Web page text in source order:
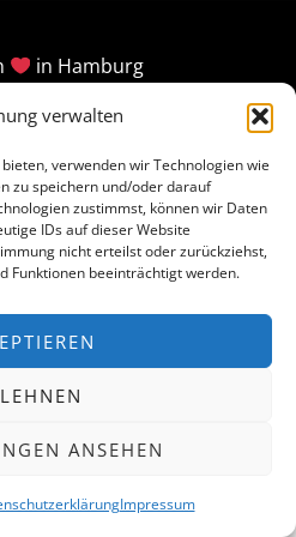
verwalten
verwenden wir Technologien wie
zu speichern und/oder darauf
zustimmst, können wir Daten
IDs auf dieser Website
nicht erteilst oder zurückziehst,
Funktionen beeinträchtigt werden.
ANSEHEN
Impressum
in Hamburg